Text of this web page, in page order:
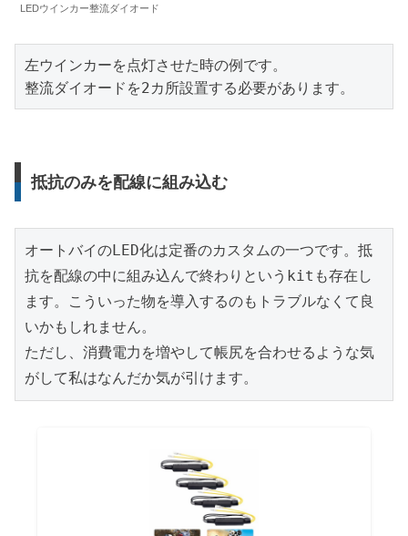
LEDウインカー整流ダイオード
左ウインカーを点灯させた時の例です。
整流ダイオードを2カ所設置する必要があります。
抵抗のみを配線に組み込む
オートバイのLED化は定番のカスタムの一つです。抵
抗を配線の中に組み込んで終わりというkitも存在し
ます。こういった物を導入するのもトラブルなくて良
いかもしれません。
ただし、消費電力を増やして帳尻を合わせるような気
がして私はなんだか気が引けます。